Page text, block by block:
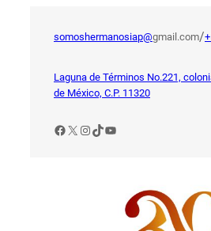
somoshermanosiap@gmail.com/
Laguna de Términos No.221,
de México, C.P. 11320
Facebook
X Instagram
TikTok
YouTube